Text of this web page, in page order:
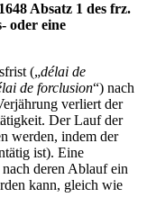
Absatz 1 des frz.
oder eine
(„délai de
de forclusion“) nach
verliert der
Der Lauf der
werden, indem der
ist). Eine
deren Ablauf ein
kann, gleich wie